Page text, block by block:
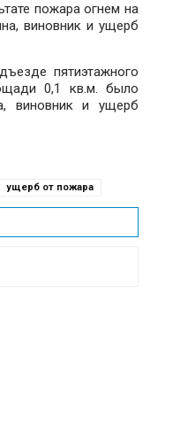
пожара огнем на
виновник и ущерб
пятиэтажного
0,1 кв.м. было
виновник и ущерб
ущерб от пожара